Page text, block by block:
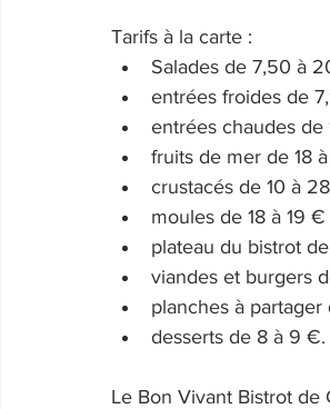
Tarifs à la carte :
Salades de 7,50 à
entrées froides de
entrées chaudes de
fruits de mer de 18
crustacés de 10 à
moules de 18 à 19 €
plateau du bistrot
viandes et burgers
planches à
desserts de 8 à 9 €.
Le Bon Vivant Bistrot de